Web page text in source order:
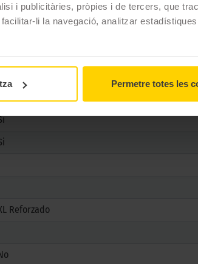
i publicitàries, pròpies i de tercers, que
li la navegació, analitzar
Permetre totes les
Reforzado